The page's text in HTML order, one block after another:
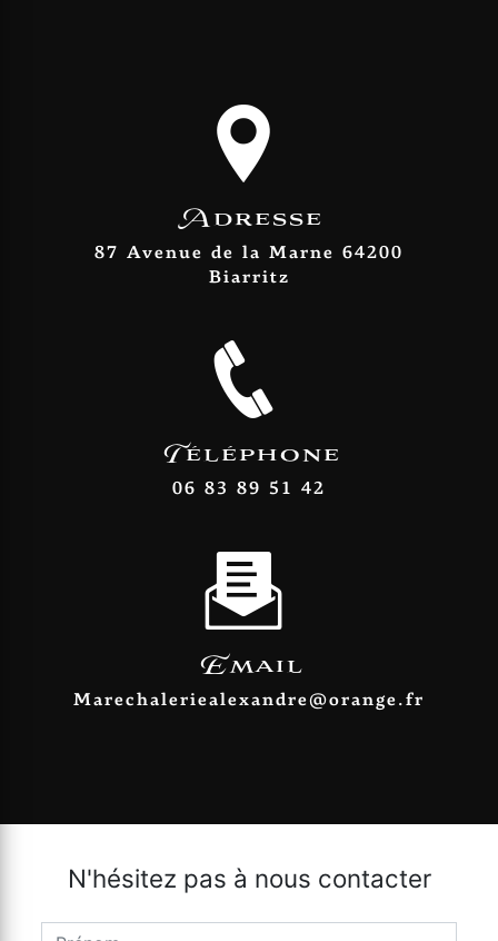
Adresse
87 Avenue de la Marne 64200
Biarritz
Téléphone
06 83 89 51 42
Email
marechaleriealexandre@orange.fr
N'hésitez pas à nous contacter